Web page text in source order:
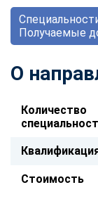
Получаемые
О
Количество
Стоимость